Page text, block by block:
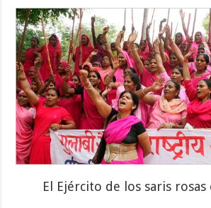
El Ejército de los saris rosas